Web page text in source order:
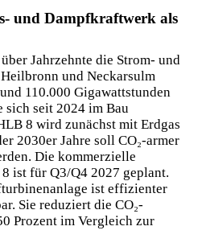
und Dampfkraftwerk als
Jahrzehnte die Strom- und
und Neckarsulm
110.000 Gigawattstunden
sich seit 2024 im Bau
8 wird zunächst mit Erdgas
2030er Jahre soll CO₂-armer
Die kommerzielle
ist für Q3/Q4 2027 geplant.
ist effizienter
Sie reduziert die CO₂-
Prozent im Vergleich zur